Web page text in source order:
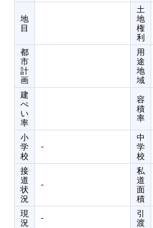
地
目
土
地
権
利
都
市
計
画
用
途
地
域
建
ぺ
い
率
容
積
率
小
学
校
‐
中
学
校
接
道
状
況
‐
私
道
面
積
現
況
‐
引
渡